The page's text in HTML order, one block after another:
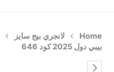
Home لانجري بيج سايز
بيبي دول 2025 كود 646